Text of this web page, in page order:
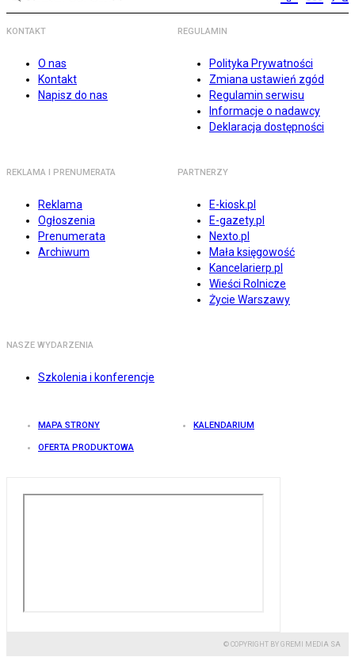
KONTAKT
O nas
Kontakt
Napisz do nas
REGULAMIN
Polityka Prywatności
Zmiana ustawień zgód
Regulamin serwisu
Informacje o nadawcy
Deklaracja dostępności
REKLAMA I PRENUMERATA
Reklama
Ogłoszenia
Prenumerata
Archiwum
PARTNERZY
E-kiosk.pl
E-gazety.pl
Nexto.pl
Mała księgowość
Kancelarierp.pl
Wieści Rolnicze
Życie Warszawy
NASZE WYDARZENIA
Szkolenia i konferencje
MAPA STRONY KALENDARIUM
OFERTA PRODUKTOWA
© COPYRIGHT BY GREMI MEDIA SA